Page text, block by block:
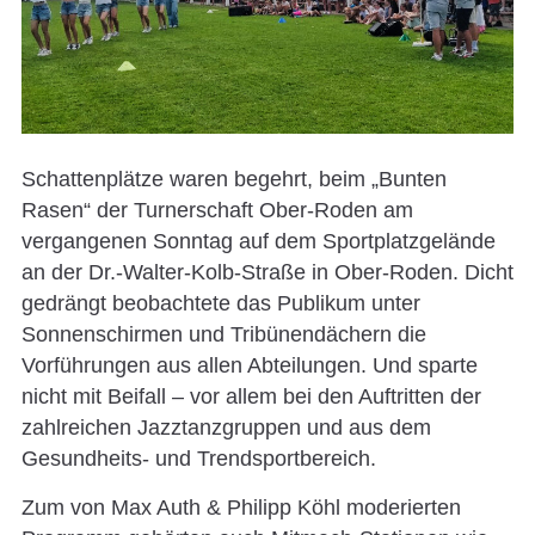
Schattenplätze waren begehrt, beim „Bunten
Rasen“ der Turnerschaft Ober-Roden am
vergangenen Sonntag auf dem Sportplatzgelände
an der Dr.-Walter-Kolb-Straße in Ober-Roden. Dicht
gedrängt beobachtete das Publikum unter
Sonnenschirmen und Tribünendächern die
Vorführungen aus allen Abteilungen. Und sparte
nicht mit Beifall – vor allem bei den Auftritten der
zahlreichen Jazztanzgruppen und aus dem
Gesundheits- und Trendsportbereich.
Zum von Max Auth & Philipp Köhl moderierten